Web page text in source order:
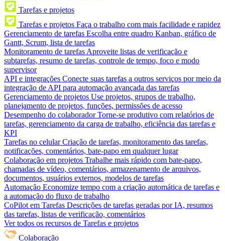
Tarefas e projetos
Tarefas e projetos Faça o trabalho com mais facilidade e rapidez
Gerenciamento de tarefas Escolha entre quadro Kanban, gráfico de
Gantt, Scrum, lista de tarefas
Monitoramento de tarefas Aproveite listas de verificação e
subtarefas, resumo de tarefas, controle de tempo, foco e modo
supervisor
API e integrações Conecte suas tarefas a outros serviços por meio da
integração de API para automação avançada das tarefas
Gerenciamento de projetos Use projetos, grupos de trabalho,
planejamento de projetos, funções, permissões de acesso
Desempenho do colaborador Torne-se produtivo com relatórios de
tarefas, gerenciamento da carga de trabalho, eficiência das tarefas e
KPI
Tarefas no celular Criação de tarefas, monitoramento das tarefas,
notificações, comentários, bate-papo em qualquer lugar
Colaboração em projetos Trabalhe mais rápido com bate-papo,
chamadas de vídeo, comentários, armazenamento de arquivos,
documentos, usuários externos, modelos de tarefas
Automação Economize tempo com a criação automática de tarefas e
a automação do fluxo de trabalho
CoPilot em Tarefas Descrições de tarefas geradas por IA, resumos
das tarefas, listas de verificação, comentários
Ver todos os recursos de Tarefas e projetos
Colaboração